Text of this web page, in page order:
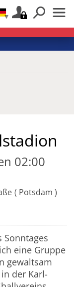
02:00
Potsdam
eine Gruppe
gewaltsam
der Karl-